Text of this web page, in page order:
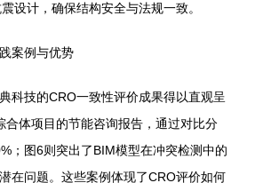
设计，确保结构安全与法规一致。
案例与优势
科技的CRO一致性评价成果得以直观呈
合体项目的节能咨询报告，通过对比分
；图6则突出了BIM模型在冲突检测中的
在问题。这些案例体现了CRO评价如何